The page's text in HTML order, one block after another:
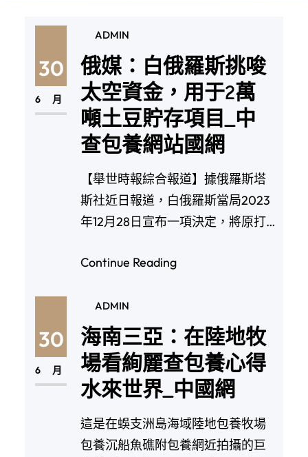
30
6 月
ADMIN
俄媒：白俄羅斯挑唆
太空資金，用于2萬
噸土豆貯存項目_中
查包養網站國網
【舉世時報綜合報道】據俄羅斯塔
斯社近日報道，白俄羅斯當局2023
年12月28日宣布一項決定，將原打
Continue Reading
30
6 月
ADMIN
海南三亞：在陸地牧
場看絢麗查包養心得
水來世界_中國網
這是在蜈支洲島海域陸地包養牧場
包養沉船魚礁附包養網近拍攝的巨